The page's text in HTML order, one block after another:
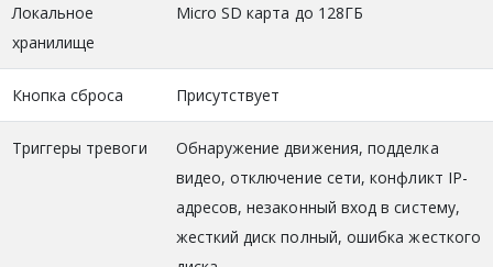
Локальное
хранилище
Micro SD карта до 128ГБ
Кнопка сброса Присутствует
Триггеры тревоги
Обнаружение движения, подделка
видео, отключение сети, конфликт IP-
адресов, незаконный вход в систему,
жесткий диск полный, ошибка жесткого